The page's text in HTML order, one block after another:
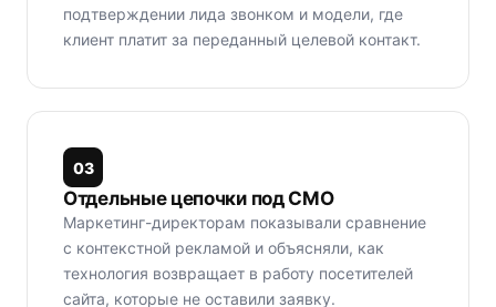
подтверждении лида звонком и модели, где
клиент платит за переданный целевой контакт.
03
Отдельные цепочки под CMO
Маркетинг-директорам показывали сравнение
с контекстной рекламой и объясняли, как
технология возвращает в работу посетителей
сайта, которые не оставили заявку.